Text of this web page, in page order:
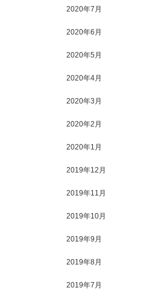
2020年7月
2020年6月
2020年5月
2020年4月
2020年3月
2020年2月
2020年1月
2019年12月
2019年11月
2019年10月
2019年9月
2019年8月
2019年7月